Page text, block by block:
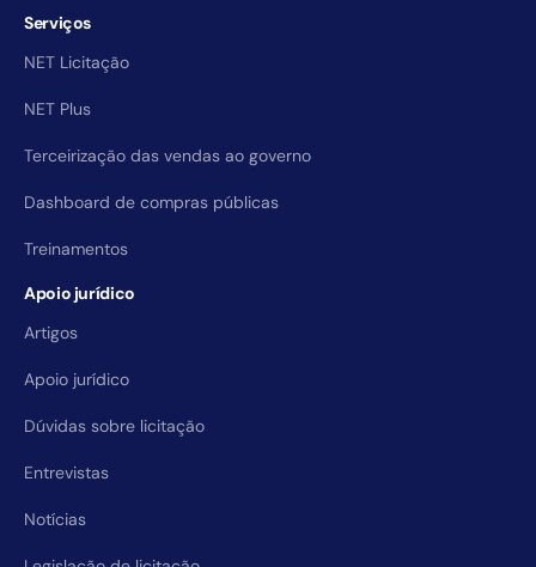
Serviços
NET Licitação
NET Plus
Terceirização das vendas ao governo
Dashboard de compras públicas
Treinamentos
Apoio jurídico
Artigos
Apoio jurídico
Dúvidas sobre licitação
Entrevistas
Notícias